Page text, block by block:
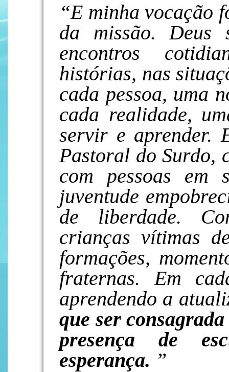
“E minha vocação
da missão. Deus
encontros
histórias, nas
cada pessoa, uma
cada realidade,
servir e aprender.
Pastoral do Surdo,
com pessoas em
juventude
de liberdade.
crianças vítimas
formações,
fraternas. Em
aprendendo a
que ser
presença de
esperança. ”